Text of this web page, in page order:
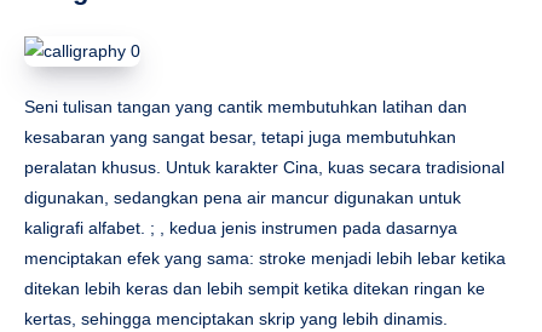
Seni tulisan tangan yang cantik membutuhkan latihan dan
kesabaran yang sangat besar, tetapi juga membutuhkan
peralatan khusus. Untuk karakter Cina, kuas secara tradisional
digunakan, sedangkan pena air mancur digunakan untuk
kaligrafi alfabet. ; , kedua jenis instrumen pada dasarnya
menciptakan efek yang sama: stroke menjadi lebih lebar ketika
ditekan lebih keras dan lebih sempit ketika ditekan ringan ke
kertas, sehingga menciptakan skrip yang lebih dinamis.